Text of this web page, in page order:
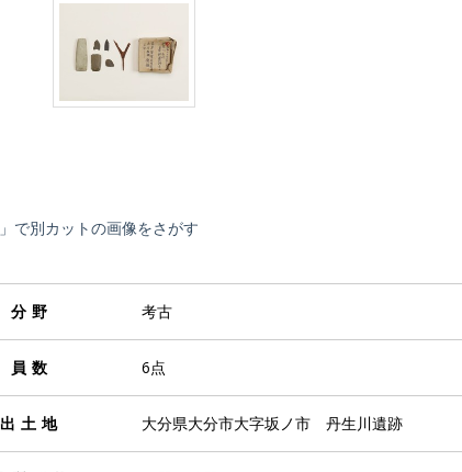
」で別カットの画像をさがす
分野 考古
員数 6点
出土地 大分県大分市大字坂ノ市 丹生川遺跡